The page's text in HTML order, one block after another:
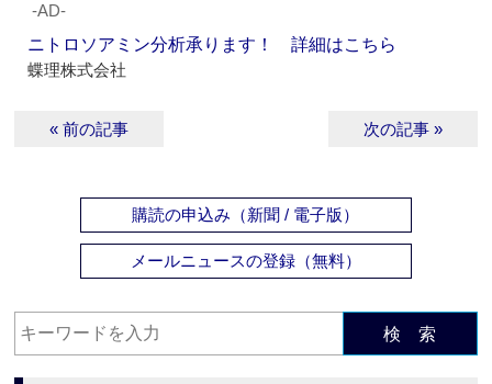
‐AD‐
ニトロソアミン分析承ります！ 詳細はこちら
蝶理株式会社
« 前の記事 次の記事 »
購読の申込み（新聞 / 電子版）
メールニュースの登録（無料）
検 索